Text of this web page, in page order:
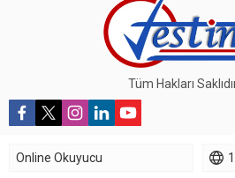
Tüm Hakları
Online Okuyucu